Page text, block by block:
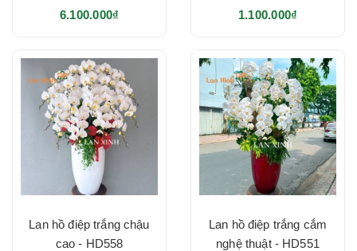
HD569
6.100.000₫
1.100.000₫
Lan hồ điệp trắng chậu
cao - HD558
Lan hồ điệp trắng cắm
nghệ thuật - HD551